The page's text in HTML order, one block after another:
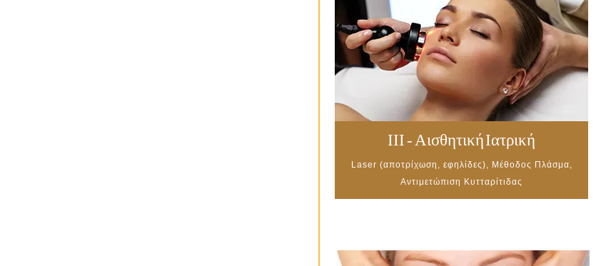
III - Αισθητική Ιατρική
Laser (αποτρίχωση, εφηλίδες), Μέθοδος Πλάσμα,
Αντιμετώπιση Κυτταρίτιδας